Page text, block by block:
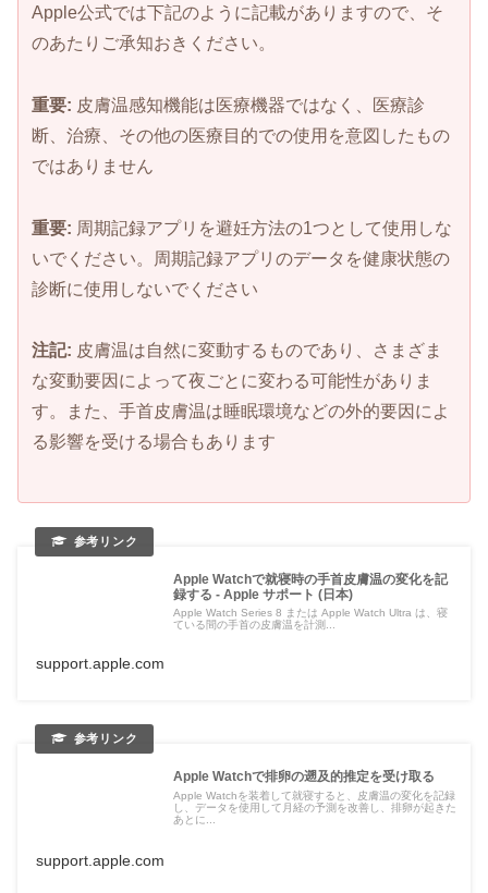
Apple公式では下記のように記載がありますので、そ
のあたりご承知おきください。
重要: 皮膚温感知機能は医療機器ではなく、医療診
断、治療、その他の医療目的での使用を意図したもの
ではありません
重要: 周期記録アプリを避妊方法の1つとして使用しな
いでください。周期記録アプリのデータを健康状態の
診断に使用しないでください
注記: 皮膚温は自然に変動するものであり、さまざま
な変動要因によって夜ごとに変わる可能性がありま
す。また、手首皮膚温は睡眠環境などの外的要因によ
る影響を受ける場合もあります
Apple Watchで就寝時の手首皮膚温の変化を記
録する - Apple サポート (日本)
Apple Watch Series 8 または Apple Watch Ultra は、寝
ている間の手首の皮膚温を計測...
support.apple.com
Apple Watchで排卵の遡及的推定を受け取る
Apple Watchを装着して就寝すると、皮膚温の変化を記録
し、データを使用して月経の予測を改善し、排卵が起きた
あとに...
support.apple.com